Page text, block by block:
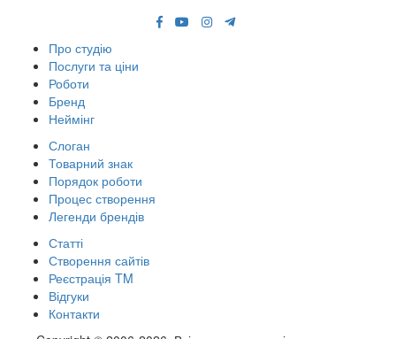
Про студію
Послуги та ціни
Роботи
Бренд
Неймінг
Слоган
Товарний знак
Порядок роботи
Процес створення
Легенди брендів
Статті
Створення сайтів
Реєстрація TM
Відгуки
Контакти